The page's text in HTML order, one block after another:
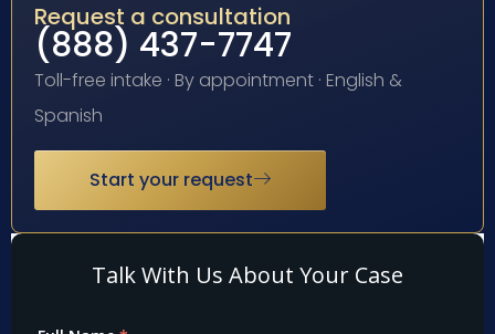
Request a consultation
(888) 437-7747
Toll-free intake · By appointment · English &
Spanish
Start your request